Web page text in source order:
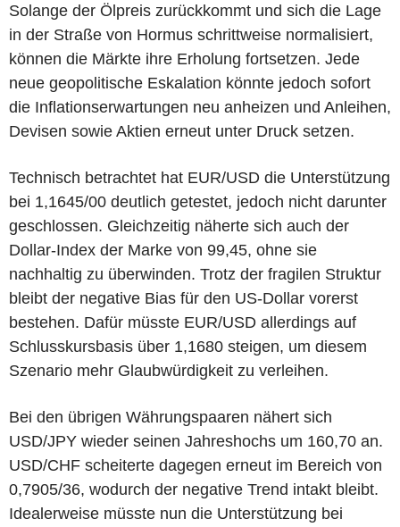
Solange der Ölpreis zurückkommt und sich die Lage
in der Straße von Hormus schrittweise normalisiert,
können die Märkte ihre Erholung fortsetzen. Jede
neue geopolitische Eskalation könnte jedoch sofort
die Inflationserwartungen neu anheizen und Anleihen,
Devisen sowie Aktien erneut unter Druck setzen.
Technisch betrachtet hat EUR/USD die Unterstützung
bei 1,1645/00 deutlich getestet, jedoch nicht darunter
geschlossen. Gleichzeitig näherte sich auch der
Dollar-Index der Marke von 99,45, ohne sie
nachhaltig zu überwinden. Trotz der fragilen Struktur
bleibt der negative Bias für den US-Dollar vorerst
bestehen. Dafür müsste EUR/USD allerdings auf
Schlusskursbasis über 1,1680 steigen, um diesem
Szenario mehr Glaubwürdigkeit zu verleihen.
Bei den übrigen Währungspaaren nähert sich
USD/JPY wieder seinen Jahreshochs um 160,70 an.
USD/CHF scheiterte dagegen erneut im Bereich von
0,7905/36, wodurch der negative Trend intakt bleibt.
Idealerweise müsste nun die Unterstützung bei